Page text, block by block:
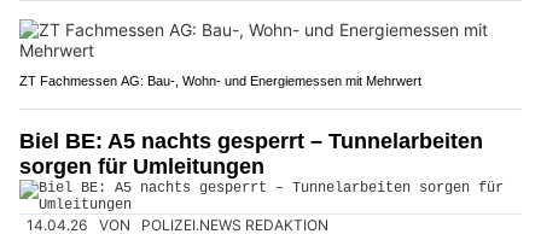
ZT Fachmessen AG: Bau-, Wohn- und Energiemessen mit Mehrwert
Biel BE: A5 nachts gesperrt – Tunnelarbeiten
sorgen für Umleitungen
14.04.26 VON POLIZEI.NEWS REDAKTION